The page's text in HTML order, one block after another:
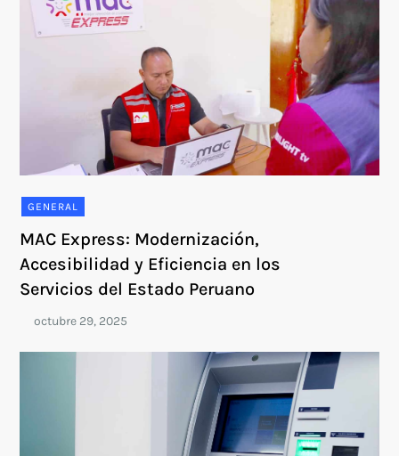
GENERAL
MAC Express: Modernización,
Accesibilidad y Eficiencia en los
Servicios del Estado Peruano